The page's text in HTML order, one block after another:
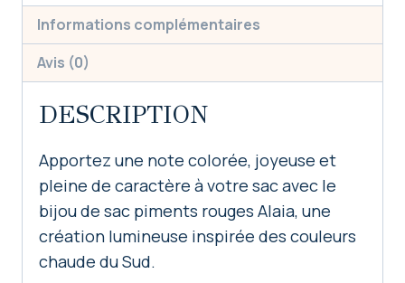
rouges
porte-
bonheur
Informations complémentaires
Avis (0)
DESCRIPTION
Apportez une note colorée, joyeuse et
pleine de caractère à votre sac avec le
bijou de sac piments rouges Alaia, une
création lumineuse inspirée des couleurs
chaude du Sud.